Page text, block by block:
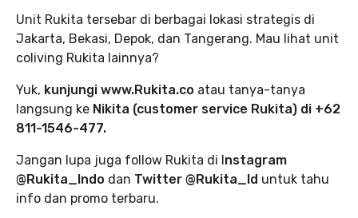
Unit Rukita tersebar di berbagai lokasi strategis di
Jakarta, Bekasi, Depok, dan Tangerang. Mau lihat unit
coliving Rukita lainnya?
Yuk, kunjungi www.Rukita.co atau tanya-tanya
langsung ke Nikita (customer service Rukita) di +62
811-1546-477.
Jangan lupa juga follow Rukita di Instagram
@Rukita_Indo dan Twitter @Rukita_Id untuk tahu
info dan promo terbaru.